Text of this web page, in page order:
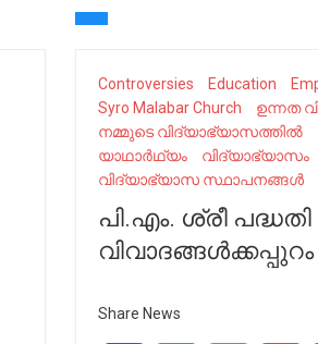
Controversies Education
Syro Malabar Church
ഉന്നത
നമ്മുടെ വിദ്യാഭ്യാസത്തിൽ
യാഥാർഥ്യം
വിദ്യാഭ്യാസം
വിദ്യാഭ്യാസ സ്ഥാപനങ്ങള്‍
പി.എം. ശ്രീ
Share News